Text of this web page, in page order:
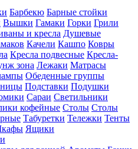
Барбекю Барные стойки
Вышки Гамаки Горки Грили
и кресла Душевые
Качели Кашпо Ковры
Кресла подвесные Кресла-
зона Лежаки Матрасы
Обеденные группы
Подставки Подушки
Сараи Светильники
кофейные Столы Столы
Табуретки Тележки Тенты
Ящики